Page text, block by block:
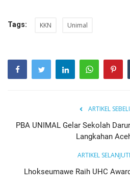
Tags: KKN Unimal
ARTIKEL
PBA UNIMAL Gelar Sekolah
Langkahan
ARTIKEL
Lhokseumawe Raih UHC